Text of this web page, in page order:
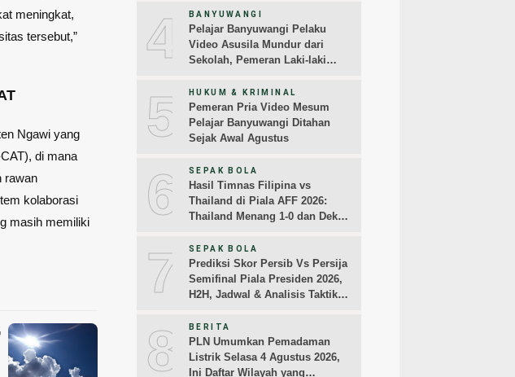
meningkat,
tersebut,”
Ngawi yang
di mana
rawan
kolaborasi
masih memiliki
4 BANYUWANGI
Pelajar Banyuwangi Pelaku
Video Asusila Mundur dari
Sekolah, Pemeran Laki-laki
5 HUKUM & KRIMINAL
Pemeran Pria Video Mesum
Pelajar Banyuwangi Ditahan
Sejak Awal Agustus
6 SEPAK BOLA
Hasil Timnas Filipina vs
Thailand di Piala AFF 2026:
Thailand Menang 1-0 dan Dekati
7 SEPAK BOLA
Prediksi Skor Persib Vs Persija
Semifinal Piala Presiden 2026,
H2H, Jadwal & Analisis Taktik
8 BERITA
PLN Umumkan Pemadaman
Listrik Selasa 4 Agustus 2026,
Ini Daftar Wilayah yang